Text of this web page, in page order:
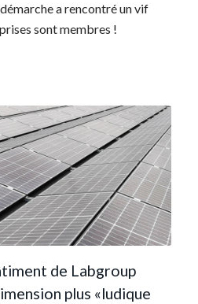
a rencontré un vif
sont membres !
de Labgroup
plus «ludique